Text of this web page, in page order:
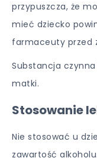
przypuszcza, że
mieć dziecko
farmaceuty przed
Substancja czynna
matki.
Stosowanie
Nie stosować u
zawartość alkoholu.